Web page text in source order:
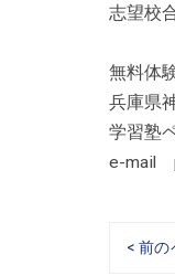
志望校
無料体
兵庫
学習塾
e-mail
< 前の